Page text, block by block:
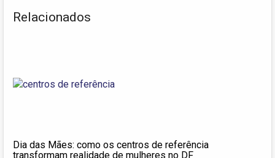
Relacionados
Dia das Mães: como os centros de referência
transformam realidade de mulheres no DF